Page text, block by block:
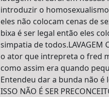
introduzir o
eles não colocam cenas de
bixa é ser legal então eles
simpatia de todos.LAVAGEM
o ator que intrepreta o fred
como assim era quando
Entendeu dar a bunda não
ISSO NÃO É SER